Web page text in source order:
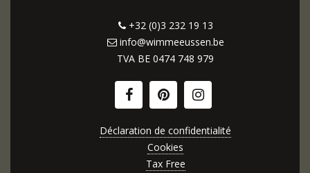
+32 (0)3 232 19 13
info@wimmeeussen.be
TVA BE 0474 748 979
Déclaration de confidentialité
Cookies
Tax Free